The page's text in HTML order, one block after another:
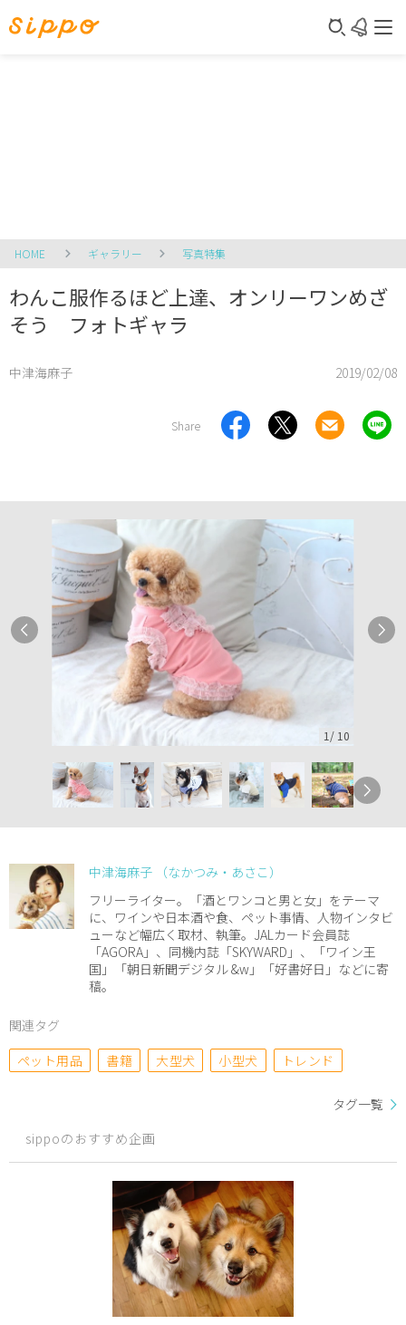
HOME ギャラリー 写真特集
わんこ服作るほど上達、オンリーワンめざ
そう フォトギャラ
中津海麻子 2019/02/08
Share
1 / 10
中津海麻子 （なかつみ・あさこ）
フリーライター。「酒とワンコと男と女」をテーマ
に、ワインや日本酒や食、ペット事情、人物インタビ
ューなど幅広く取材、執筆。JALカード会員誌
「AGORA」、同機内誌「SKYWARD」、「ワイン王
国」「朝日新聞デジタル &w」「好書好日」などに寄
稿。
関連タグ
ペット用品
書籍 大型犬 小型犬 トレンド
タグ一覧
sippoのおすすめ企画